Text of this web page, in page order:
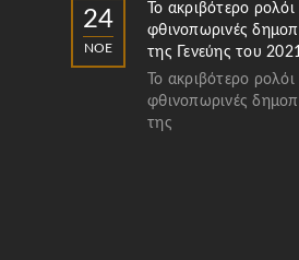
24
ΝΟΈ
Το ακριβότερο
φθινοπωρινές
της Γενεύης του
Το ακριβότερο
φθινοπωρινές
της